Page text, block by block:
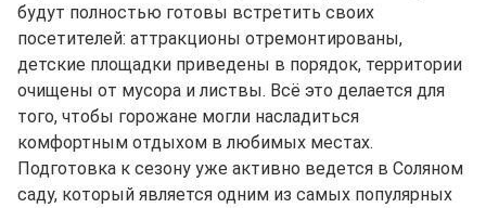
будут полностью готовы встретить своих
посетителей: аттракционы отремонтированы,
детские площадки приведены в порядок, территории
очищены от мусора и листвы. Всё это делается для
того, чтобы горожане могли насладиться
комфортным отдыхом в любимых местах.
Подготовка к сезону уже активно ведется в Соляном
саду, который является одним из самых популярных